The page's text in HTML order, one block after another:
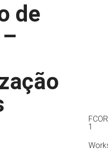
de
1